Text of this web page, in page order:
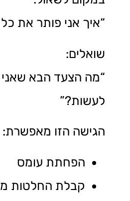
“איך אני פותר את
שואלים:
“מה הצעד הבא שאני
לעשות?”
הגישה הזו מאפשרת:
הפחתת עומס
קבלת החלטות